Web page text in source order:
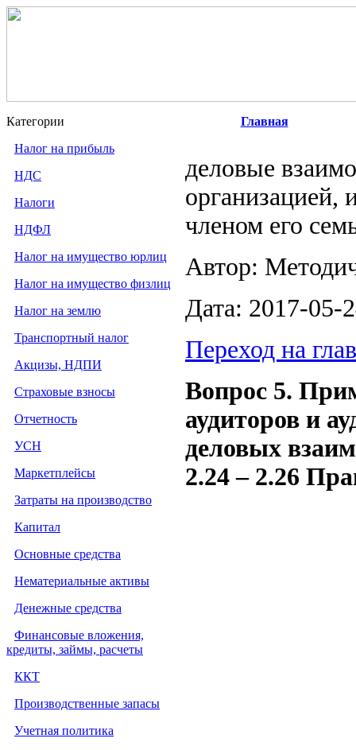
Категории
Налог на прибыль
НДС
Налоги
НДФЛ
Налог на имущество юрлиц
Налог на имущество физлиц
Налог на землю
Транспортный налог
Акцизы, НДПИ
Страховые взносы
Отчетность
УСН
Маркетплейсы
Затраты на производство
Капитал
Основные средства
Нематериальные активы
Денежные средства
Финансовые вложения,
кредиты, займы, расчеты
ККТ
Производственные запасы
Учетная политика
Главная
деловые
организацией,
членом его
Автор:
Дата: 2017-05-
Переход на
Вопрос 5.
аудиторов и
деловых
2.24 – 2.26